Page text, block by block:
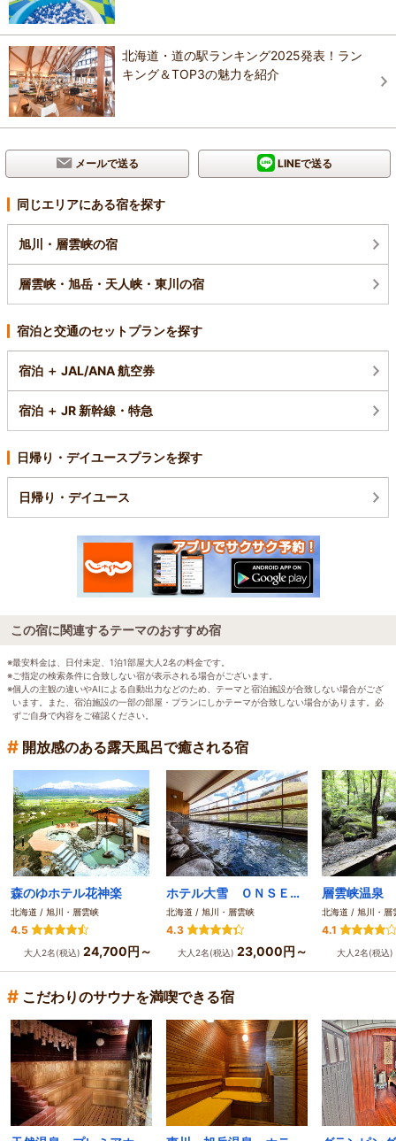
北海道・道の駅ランキング2025発表！ラン
キング＆TOP3の魅力を紹介
メールで送る LINEで送る
同じエリアにある宿を探す
旭川・層雲峡の宿
層雲峡・旭岳・天人峡・東川の宿
宿泊と交通のセットプランを探す
宿泊 ＋ JAL/ANA 航空券
宿泊 ＋ JR 新幹線・特急
日帰り・デイユースプランを探す
日帰り・デイユース
この宿に関連するテーマのおすすめ宿
※最安料金は、日付未定、1泊1部屋大人2名の料金です。
※ご指定の検索条件に合致しない宿が表示される場合がございます。
※個人の主観の違いやAIによる自動出力などのため、テーマと宿泊施設が合致しない場合がござ
います。また、宿泊施設の一部の部屋・プランにしかテーマが合致しない場合があります。必
ずご自身で内容をご確認ください。
# 開放感のある露天風呂で癒される宿
森のゆホテル花神楽
北海道 / 旭川・層雲峡
4.5
大人2名(税込) 24,700円～
ホテル大雪 ＯＮＳＥＮ＆ＣＡＮＹＯＮ ＲＥＳＯＲＴ
北海道 / 旭川・層雲峡
4.3
大人2名(税込) 23,000円～
北海道 / 旭川・層
4.1
大人2名(税込)
# こだわりのサウナを満喫できる宿